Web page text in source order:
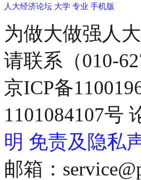
人大经济论坛 大学 专业 手机版
为做大做强人
请联系（010-
京ICP备
1101084107号
明 免责及隐私
邮箱：